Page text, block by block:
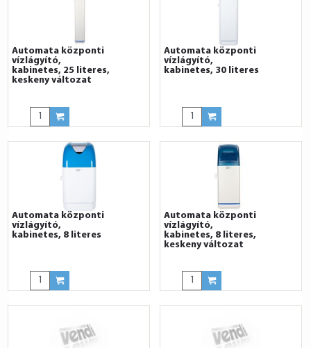
Automata központi
vízlágyító,
kabinetes, 25 literes,
keskeny változat
Automata központi
vízlágyító,
kabinetes, 30 literes
Automata központi
vízlágyító,
kabinetes, 8 literes
Automata központi
vízlágyító,
kabinetes, 8 literes,
keskeny változat